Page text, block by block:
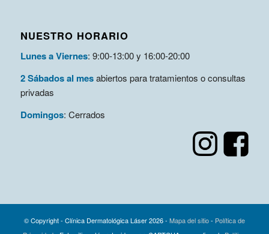
NUESTRO HORARIO
Lunes a Viernes: 9:00-13:00 y 16:00-20:00
2 Sábados al mesabiertos para tratamientos o consultas
privadas
Domingos: Cerrados
© Copyright - Clínica Dermatológica Láser2026 - Mapa del sitio- Política de